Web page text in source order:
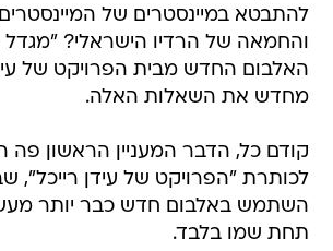
להתבטא במיינסטרים של
והחמאה של הרדיו הישראלי?
האלבום החדש מבית הפרויקט של
מחדש את השאלות האלה.
קודם כל, הדבר המעניין הראשון פה
לכותרת "הפרויקט של עידן רייכל",
השתמש באלבום חדש כבר יותר
תחת שמו בלבד.